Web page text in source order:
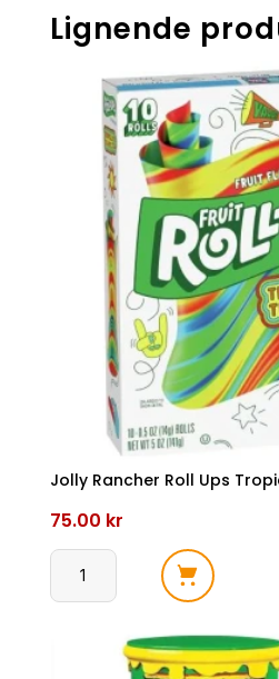
Lignende
Jolly Rancher Roll Ups
75.00 kr
Jolly